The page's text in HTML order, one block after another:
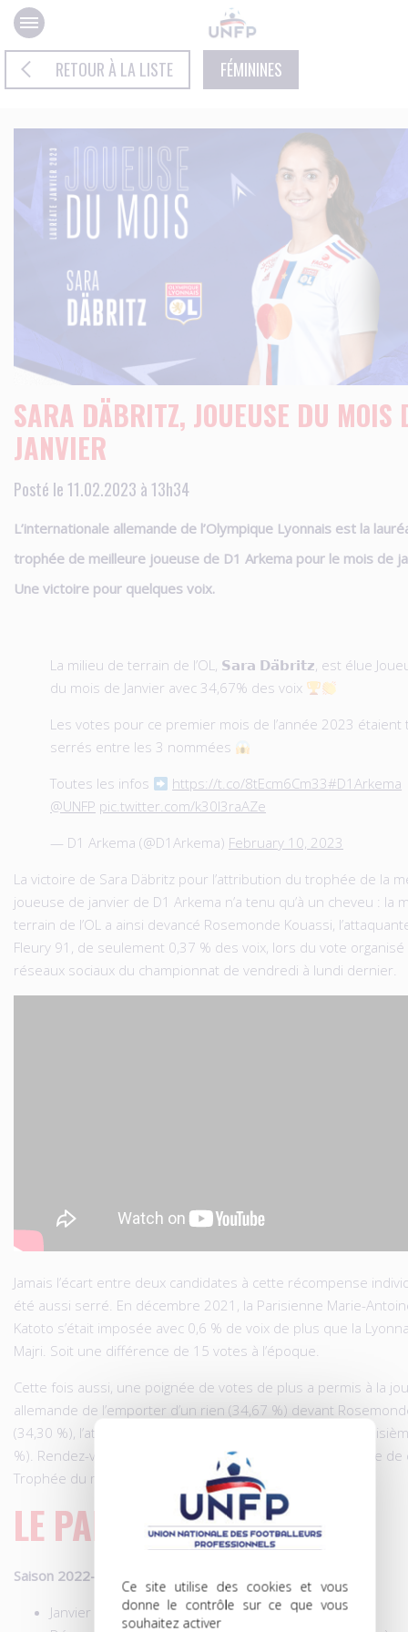
Panneau de gestion des cookies
Ce site utilise des cookies et vous
donne le contrôle sur ce que vous
souhaitez activer
RETOUR À LA LISTE FÉMININES
SARA DÄBRITZ, JOUEUSE DU MOIS
JANVIER
Posté le 11.02.2023 à 13h34
L’internationale allemande de l’Olympique Lyonnais est la
trophée de meilleure joueuse de D1 Arkema pour le mois de
Une victoire pour quelques voix.
La milieu de terrain de l’OL, 𝗦𝗮𝗿𝗮 𝗗𝗮̈𝗯𝗿𝗶𝘁𝘇, est élue
du mois de Janvier avec 34,67% des voix
Les votes pour ce premier mois de l’année 2023 étaient
serrés entre les 3 nommées
Toutes les infos
https://t.co/8tEcm6Cm33#D1Arkema
@UNFP pic.twitter.com/k30l3raAZe
— D1 Arkema (@D1Arkema) February 10, 2023
La victoire de Sara Däbritz pour l’attribution du trophée de la
joueuse de janvier de D1 Arkema n’a tenu qu’à un cheveu : la
terrain de l’OL a ainsi devancé Rosemonde Kouassi,
Fleury 91, de seulement 0,37 % des voix, lors du vote
réseaux sociaux du championnat de vendredi à lundi dernier.
Jamais l’écart entre deux candidates à cette récompense
été aussi serré. En décembre 2021, la Parisienne Marie-
Katoto s’était imposée avec 0,6 % de voix de plus que la
Majri. Soit une différence de 15 votes à l’époque.
Cette fois aussi, une poignée de votes de plus a permis à la
allemande de l’emporter d’un rien (34,67 %) devant
(34,30 %), l’attaquante tricolore du Paris FC se classant
%). Rendez-vous en février pour le vingt-troisième chapitre de
Trophée du mois !
LE PALMARÈS
Saison 2022-2023
Janvier 2023 :Sara Däbritz(Olympique Lyonnais)